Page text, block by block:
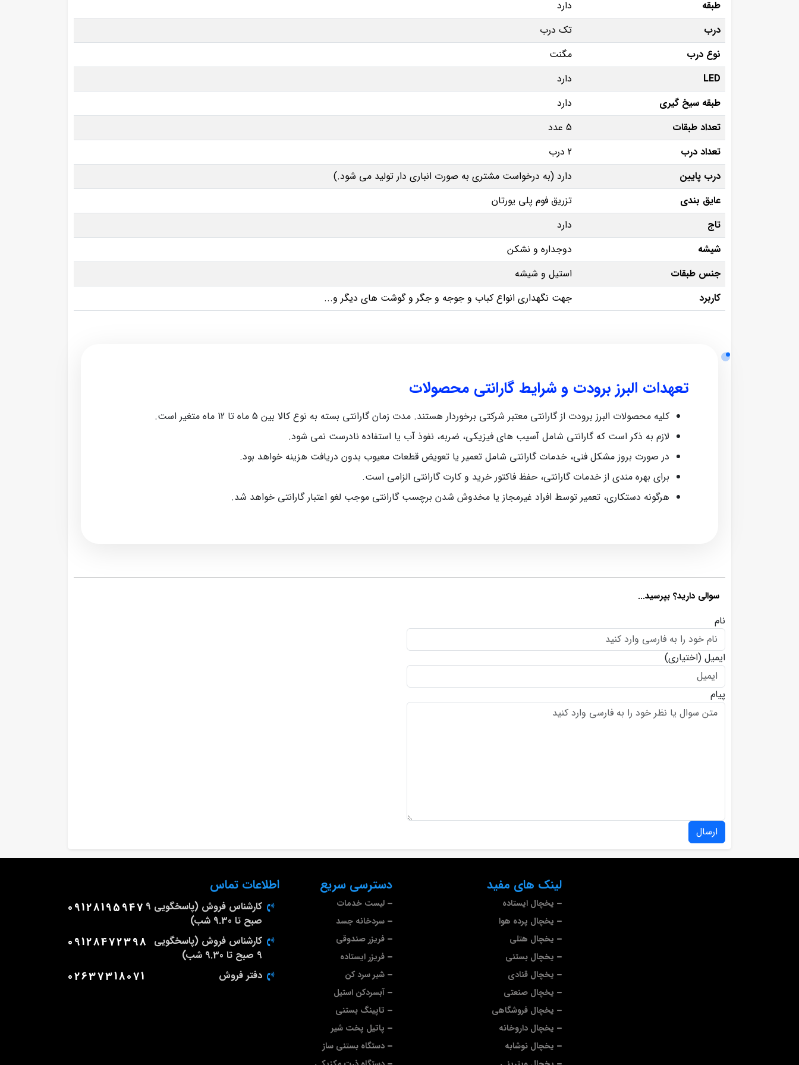
طبقه
دارد
درب
تک درب
نوع درب
مگنت
LED
دارد
طبقه سیخ گیری
دارد
تعداد طبقات
5 عدد
تعداد درب
2 درب
درب پایین
دارد (به درخواست مشتری به صورت انباری دار تولید می شود.)
عایق بندی
تزریق فوم پلی یورتان
تاج
دارد
شیشه
دوجداره و نشکن
جنس طبقات
استیل و شیشه
کاربرد
جهت نگهداری انواع کباب و جوجه و جگر و گوشت های دیگر و...
تعهدات البرز برودت و شرایط گارانتی محصولات
کلیه محصولات البرز برودت از گارانتی معتبر شرکتی برخوردار هستند. مدت زمان گارانتی بسته به نوع کالا بین 5 ماه تا 12 ماه متغیر است.
لازم به ذکر است که گارانتی شامل آسیب‌ های فیزیکی، ضربه، نفوذ آب یا استفاده نادرست نمی‌ شود.
در صورت بروز مشکل فنی، خدمات گارانتی شامل تعمیر یا تعویض قطعات معیوب بدون دریافت هزینه خواهد بود.
برای بهره‌ مندی از خدمات گارانتی، حفظ فاکتور خرید و کارت گارانتی الزامی است.
هرگونه دستکاری، تعمیر توسط افراد غیرمجاز یا مخدوش شدن برچسب گارانتی موجب لغو اعتبار گارانتی خواهد شد.
سوالی دارید؟ بپرسید...
نام
ایمیل (اختیاری)
پیام
ارسال
لینک های مفید
یخچال ایستاده
یخچال پرده هوا
یخچال هتلی
یخچال بستنی
یخچال قنادی
یخچال صنعتی
یخچال فروشگاهی
یخچال داروخانه
یخچال نوشابه
دسترسی سریع
لیست خدمات
سردخانه جسد
فریزر صندوقی
فریزر ایستاده
شیر سرد کن
آبسردکن استیل
تاپینگ بستنی
پاتیل پخت شیر
دستگاه بستنی ساز
اطلاعات تماس
کارشناس فروش (پاسخگویی 9
صبح تا 9.30 شب)
09128195947
کارشناس فروش (پاسخگویی
9 صبح تا 9.30 شب)
09128472398
دفتر فروش 02637318071